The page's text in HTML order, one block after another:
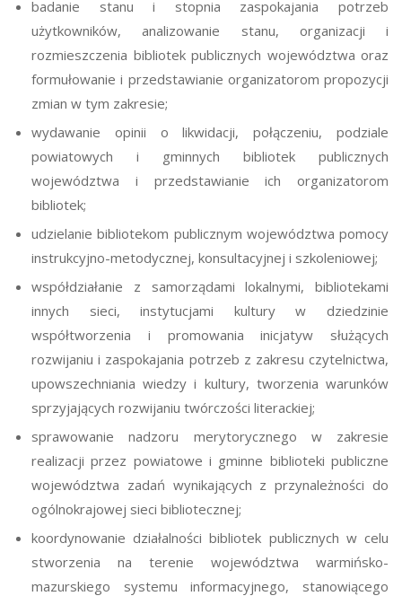
badanie stanu i stopnia zaspokajania potrzeb
użytkowników, analizowanie stanu, organizacji i
rozmieszczenia bibliotek publicznych województwa oraz
formułowanie i przedstawianie organizatorom propozycji
zmian w tym zakresie;
wydawanie opinii o likwidacji, połączeniu, podziale
powiatowych i gminnych bibliotek publicznych
województwa i przedstawianie ich organizatorom
bibliotek;
udzielanie bibliotekom publicznym województwa pomocy
instrukcyjno-metodycznej, konsultacyjnej i szkoleniowej;
współdziałanie z samorządami lokalnymi, bibliotekami
innych sieci, instytucjami kultury w dziedzinie
współtworzenia i promowania inicjatyw służących
rozwijaniu i zaspokajania potrzeb z zakresu czytelnictwa,
upowszechniania wiedzy i kultury, tworzenia warunków
sprzyjających rozwijaniu twórczości literackiej;
sprawowanie nadzoru merytorycznego w zakresie
realizacji przez powiatowe i gminne biblioteki publiczne
województwa zadań wynikających z przynależności do
ogólnokrajowej sieci bibliotecznej;
koordynowanie działalności bibliotek publicznych w celu
stworzenia na terenie województwa warmińsko-
mazurskiego systemu informacyjnego, stanowiącego